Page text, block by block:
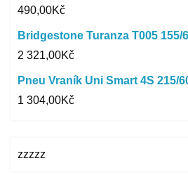
490,00Kč
Bridgestone Turanza T005 155/
2 321,00Kč
Pneu Vraník Uni Smart 4S 215/
1 304,00Kč
zzzzz